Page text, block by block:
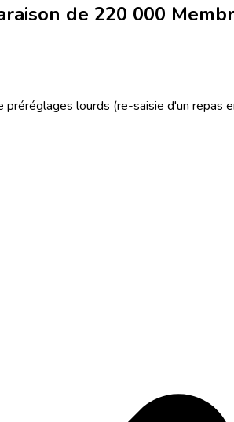
de 220 000
lourds (re-saisie d'un repas